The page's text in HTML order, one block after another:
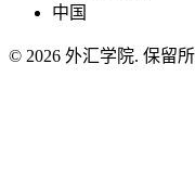
中国
© 2026 外汇学院. 保留